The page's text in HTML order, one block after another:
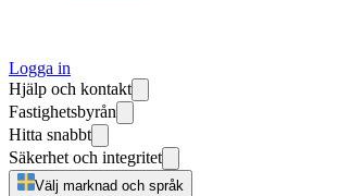
Logga in
Hjälp och kontakt
Fastighetsbyrån
Hitta snabbt
Säkerhet och integritet
Välj marknad och språk